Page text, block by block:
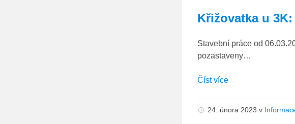
Křižovatka u
Stavební práce od
pozastaveny…
Číst více
24. února 2023v